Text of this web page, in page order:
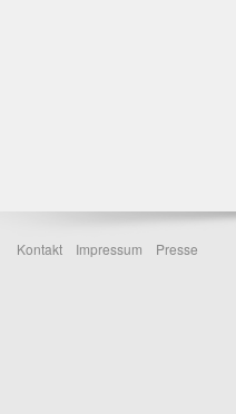
Kontakt Impressum Presse